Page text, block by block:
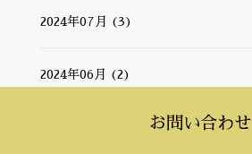
2024年07月 (3)
2024年06月 (2)
お問い合わせ